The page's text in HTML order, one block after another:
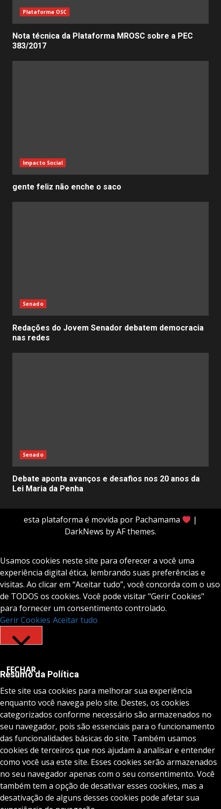
Plataforma OSC
Nota técnica da Plataforma MROSC sobre a PEC
383/2017
Impacto Social
gente feliz não enche o saco
Senado
Redações do Jovem Senador debatem democracia
nas redes
Senado
Debate aponta avanços e desafios nos 20 anos da
Lei Maria da Penha
esta plataforma é movida por Pachamama
|
DarkNews by AF themes.
Usamos cookies neste site para oferecer a você uma
experiência digital ética, lembrando suas preferências e
visitas. Ao clicar em “Aceitar tudo”, você concorda com o uso
de TODOS os cookies. Você pode visitar "Gerir Cookies"
para fornecer um consentimento controlado.
Gerir Cookies Aceitar tudo
FECHAR
Resumo da Política
Este site usa cookies para melhorar sua experiência
enquanto você navega pelo site. Destes, os cookies
categorizados conforme necessário são armazenados no
seu navegador, pois são essenciais para o funcionamento
das funcionalidades básicas do site. Também usamos
cookies de terceiros que nos ajudam a analisar e entender
como você usa este site. Esses cookies serão armazenados
no seu navegador apenas com o seu consentimento. Você
também tem a opção de desativar esses cookies, mas a
desativação de alguns desses cookies pode afetar sua